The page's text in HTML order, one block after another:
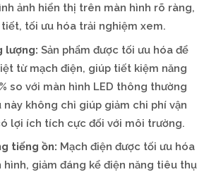
ảnh hiển thị trên màn hình rõ ràng,
tối ưu hóa trải nghiệm xem.
lượng: Sản phẩm được tối ưu hóa để
từ mạch điện, giúp tiết kiệm năng
so với màn hình LED thông thường
không chỉ giúp giảm chi phí vận
lợi ích tích cực đối với môi trường.
tiếng ồn: Mạch điện được tối ưu hóa
giảm đáng kể điện năng tiêu thụ